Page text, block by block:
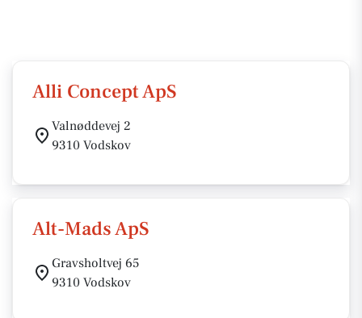
Alli Concept ApS
Valnøddevej 2
9310 Vodskov
Alt-Mads ApS
Gravsholtvej 65
9310 Vodskov